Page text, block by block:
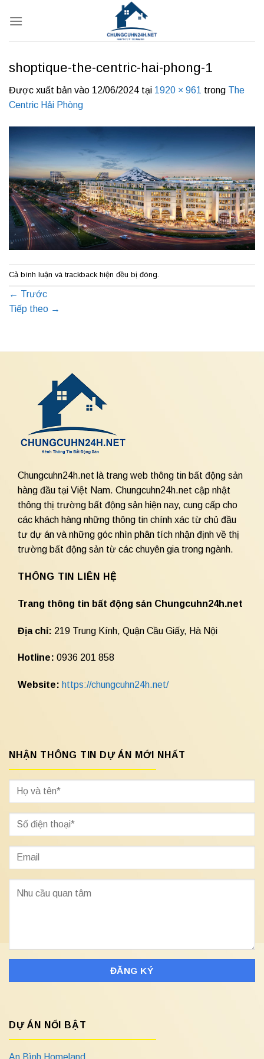
qua
shoptique-the-centric-hai-phong-1
Được xuất bản vào 12/06/2024 tại 1920 × 961 trong The
Centric Hải Phòng
Cả bình luận và trackback hiện đều bị đóng.
← Trước
Tiếp theo →
Chungcuhn24h.net là trang web thông tin bất động sản
hàng đầu tại Việt Nam. Chungcuhn24h.net cập nhật
thông thị trường bất động sản hiện nay, cung cấp cho
các khách hàng những thông tin chính xác từ chủ đầu
tư dự án và những góc nhìn phân tích nhận định về thị
trường bất động sản từ các chuyên gia trong ngành.
THÔNG TIN LIÊN HỆ
Trang thông tin bất động sản Chungcuhn24h.net
Địa chỉ: 219 Trung Kính, Quận Cầu Giấy, Hà Nội
Hotline: 0936 201 858
Website: https://chungcuhn24h.net/
NHẬN THÔNG TIN DỰ ÁN MỚI NHẤT
DỰ ÁN NỔI BẬT
An Bình Homeland